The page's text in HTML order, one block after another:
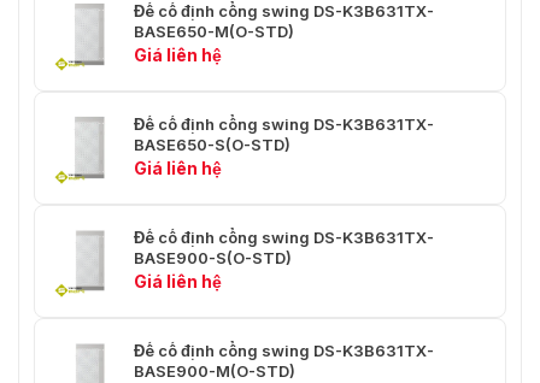
Đế cố định cổng swing DS-K3B631TX-
BASE650-M(O-STD)
Giá liên hệ
Đế cố định cổng swing DS-K3B631TX-
BASE650-S(O-STD)
Giá liên hệ
Đế cố định cổng swing DS-K3B631TX-
BASE900-S(O-STD)
Giá liên hệ
Đế cố định cổng swing DS-K3B631TX-
BASE900-M(O-STD)